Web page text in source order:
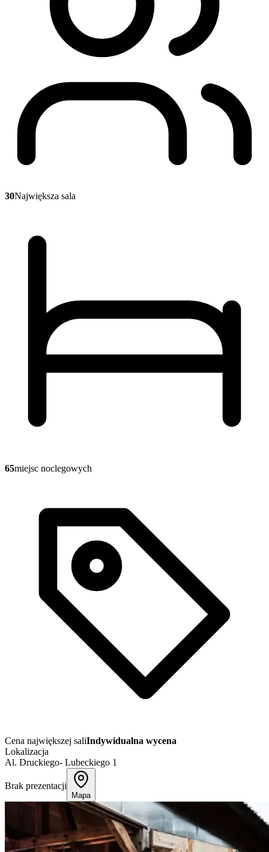
30Największa sala
65miejsc noclegowych
Cena największej saliIndywidualna wycena
Lokalizacja
Al. Druckiego- Lubeckiego 1
Brak prezentacji
Mapa